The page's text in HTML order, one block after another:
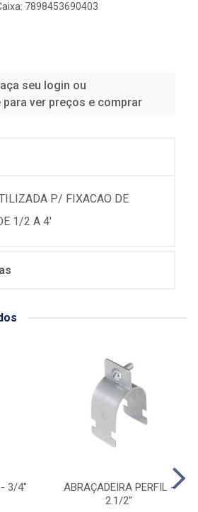
7898453690403
seu login ou
ver preços e comprar
P/ FIXACAO DE
1/2 A 4'
- 3/4''
ABRAÇADEIRA PERFIL -
2.1/2''